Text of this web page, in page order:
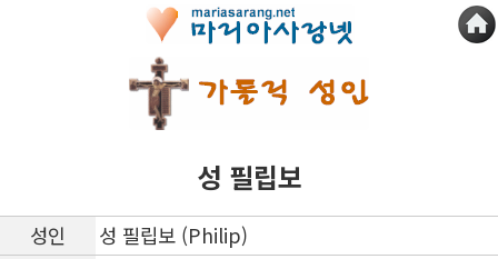
성 필립보
성인
성 필립보 (Philip)